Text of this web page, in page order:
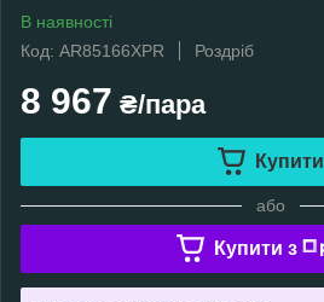
В наявності
Код: AR85166XPR
Роздріб
8 967 ₴/пара
Купити
або
Купити з